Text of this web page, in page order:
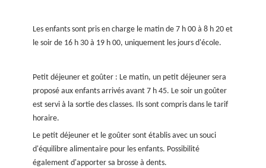
Les enfants sont pris en charge le matin de 7 h 00 à 8 h 20 et
le soir de 16 h 30 à 19 h 00, uniquement les jours d'école.
Petit déjeuner et goûter : Le matin, un petit déjeuner sera
proposé aux enfants arrivés avant 7 h 45. Le soir un goûter
est servi à la sortie des classes. Ils sont compris dans le tarif
horaire.
Le petit déjeuner et le goûter sont établis avec un souci
d'équilibre alimentaire pour les enfants. Possibilité
également d'apporter sa brosse à dents.